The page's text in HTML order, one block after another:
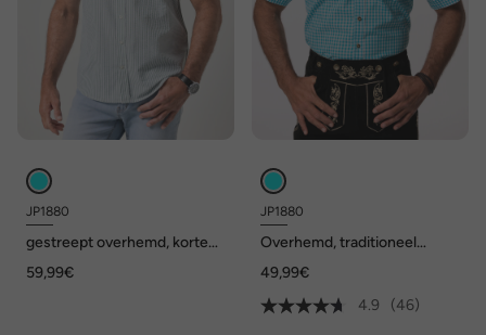
JP1880
gestreept overhemd, korte
seersucker, Modern Fit, tot
59,99€
JP1880
Overhemd, traditioneel
Fit
49,99€
4.9
(46)